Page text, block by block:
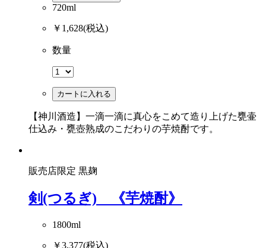
720ml
￥1,628(税込)
数量
カートに入れる
【神川酒造】一滴一滴に真心をこめて造り上げた甕壷
仕込み・甕壺熟成のこだわりの芋焼酎です。
販売店限定 黒麹
剣(つるぎ) 《芋焼酎》
1800ml